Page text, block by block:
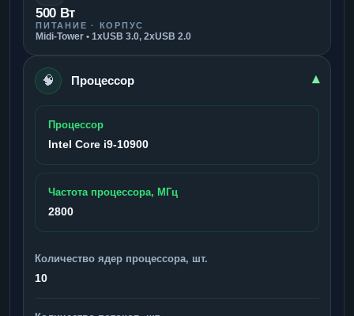
500 Вт
ПИТАНИЕ · КОРПУС
Midi-Tower • 1xUSB 3.0, 2xUSB 2.0
🧠 Процессор ▾
Процессор
Intel Core i9-10900
Частота процессора, МГц
2800
Количество ядер процессора, шт.
10